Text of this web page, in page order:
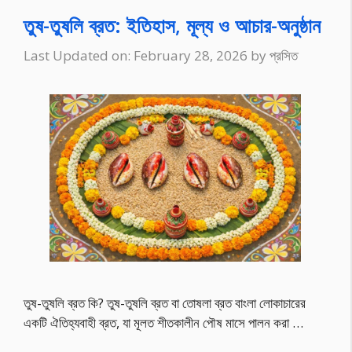
তুষ-তুষলি ব্রত: ইতিহাস, মূল্য ও আচার-অনুষ্ঠান
Last Updated on: February 28, 2026 by প্রসিত
তুষ-তুষলি ব্রত কি? তুষ-তুষলি ব্রত বা তোষলা ব্রত বাংলা লোকাচারের
একটি ঐতিহ্যবাহী ব্রত, যা মূলত শীতকালীন পৌষ মাসে পালন করা …